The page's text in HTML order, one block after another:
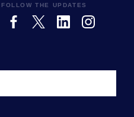
FOLLOW THE UPDATES